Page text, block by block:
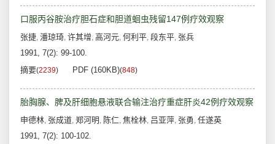
口服丙谷胺治疗胆石症和胆道蛔虫残留147例疗效观察
张捷, 潘琼琦, 许其增, 高河元, 何利平, 段东平, 张兵
1991, 7(2): 99-100.
摘要(2239) PDF (160KB)(848)
胎胸腺、脾及肝细胞悬液联合输注治疗重症肝炎42例疗效观察
申德林, 张成道, 郑河明 , 陈仁, 焦栓林, 吕亚萍, 张勇, 任遂英
1991, 7(2): 100-102.